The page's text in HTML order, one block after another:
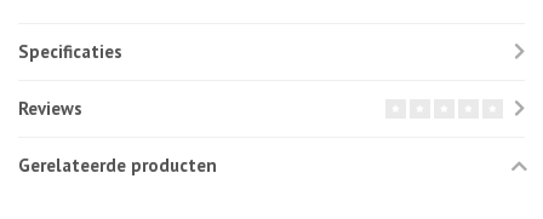
Specificaties
Reviews
Gerelateerde producten